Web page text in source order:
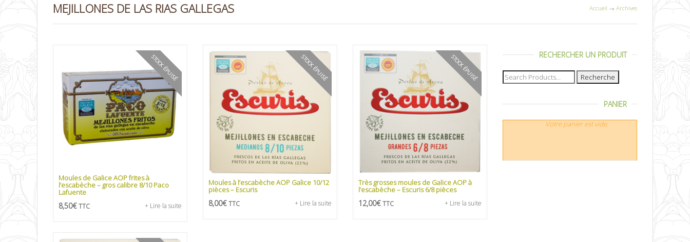
MEJILLONES DE LAS RIAS GALLEGAS Accueil → Archives
STOCK ÉPUISÉ
Moules de Galice AOP frites à
l’escabèche – gros calibre 8/10 Paco
Lafuente
8,50€ TTC + Lire la suite
STOCK ÉPUISÉ
Moules à l’escabèche AOP Galice 10/12
pièces – Escuris
8,00€ TTC + Lire la suite
STOCK ÉPUISÉ
Très grosses moules de Galice AOP à
l’escabèche – Escuris 6/8 pièces
12,00€ TTC + Lire la suite
RECHERCHER UN PRODUIT
Recherche
pour :
PANIER
Votre panier est vide.